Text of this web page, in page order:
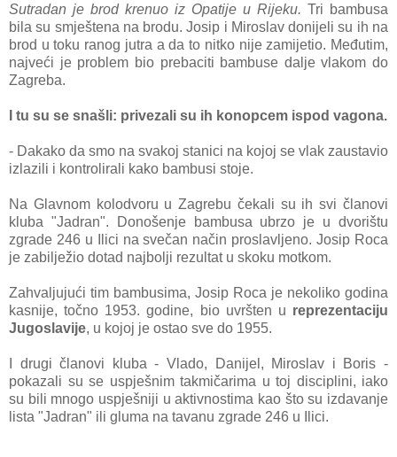
Sutradan je brod krenuo iz Opatije u Rijeku. Tri bambusa
bila su smještena na brodu. Josip i Miroslav donijeli su ih na
brod u toku ranog jutra a da to nitko nije zamijetio. Međutim,
najveći je problem bio prebaciti bambuse dalje vlakom do
Zagreba.
I tu su se snašli: privezali su ih konopcem ispod vagona.
- Dakako da smo na svakoj stanici na kojoj se vlak zaustavio
izlazili i kontrolirali kako bambusi stoje.
Na Glavnom kolodvoru u Zagrebu čekali su ih svi članovi
kluba "Jadran". Donošenje bambusa ubrzo je u dvorištu
zgrade 246 u Ilici na svečan način proslavljeno. Josip Roca
je zabilježio dotad najbolji rezultat u skoku motkom.
Zahvaljujući tim bambusima, Josip Roca je nekoliko godina
kasnije, točno 1953. godine, bio uvršten u reprezentaciju
Jugoslavije, u kojoj je ostao sve do 1955.
I drugi članovi kluba - Vlado, Danijel, Miroslav i Boris -
pokazali su se uspješnim takmičarima u toj disciplini, iako
su bili mnogo uspješniji u aktivnostima kao što su izdavanje
lista "Jadran" ili gluma na tavanu zgrade 246 u Ilici.